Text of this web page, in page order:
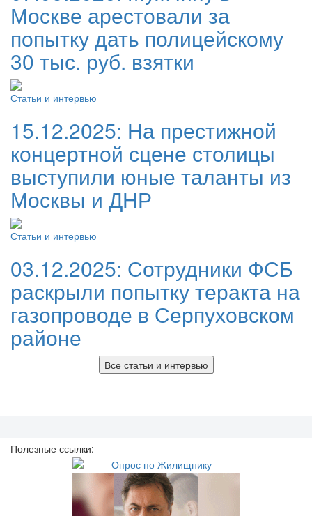
Москве арестовали за
попытку дать полицейскому
30 тыс. руб. взятки
Статьи и интервью
15.12.2025: На престижной
концертной сцене столицы
выступили юные таланты из
Москвы и ДНР
Статьи и интервью
03.12.2025: Сотрудники ФСБ
раскрыли попытку теракта на
газопроводе в Серпуховском
районе
Все статьи и интервью
Полезные ссылки: